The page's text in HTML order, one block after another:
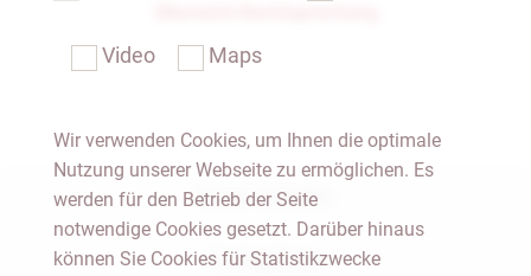
Notar Dresden
Fachgebiete
Video Maps
Wir verwenden Cookies, um Ihnen die optimale
Nutzung unserer Webseite zu ermöglichen. Es
werden für den Betrieb der Seite
notwendige Cookies gesetzt. Darüber hinaus
können Sie Cookies für Statistikzwecke